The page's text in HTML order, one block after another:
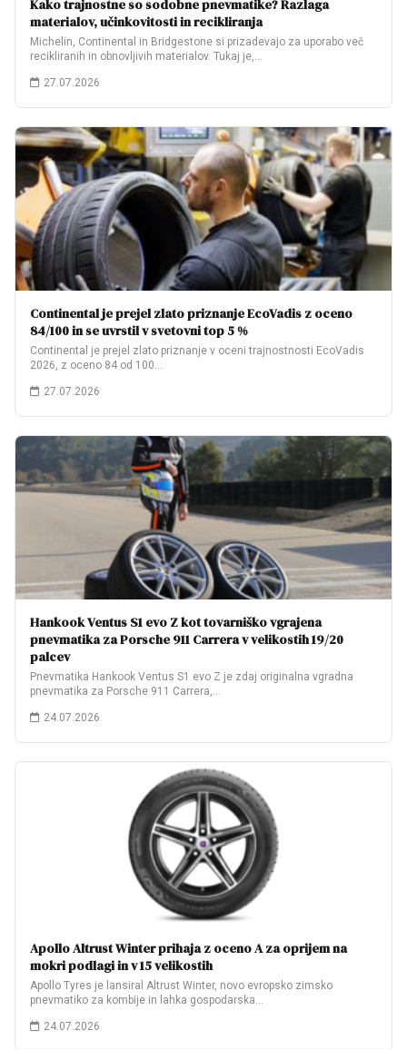
Kako trajnostne so sodobne pnevmatike? Razlaga
materialov, učinkovitosti in recikliranja
Michelin, Continental in Bridgestone si prizadevajo za uporabo več
recikliranih in obnovljivih materialov. Tukaj je,…
27.07.2026
Continental je prejel zlato priznanje EcoVadis z oceno
84/100 in se uvrstil v svetovni top 5 %
Continental je prejel zlato priznanje v oceni trajnostnosti EcoVadis
2026, z oceno 84 od 100…
27.07.2026
Hankook Ventus S1 evo Z kot tovarniško vgrajena
pnevmatika za Porsche 911 Carrera v velikostih 19/20
palcev
Pnevmatika Hankook Ventus S1 evo Z je zdaj originalna vgradna
pnevmatika za Porsche 911 Carrera,…
24.07.2026
Apollo Altrust Winter prihaja z oceno A za oprijem na
mokri podlagi in v 15 velikostih
Apollo Tyres je lansiral Altrust Winter, novo evropsko zimsko
pnevmatiko za kombije in lahka gospodarska…
24.07.2026